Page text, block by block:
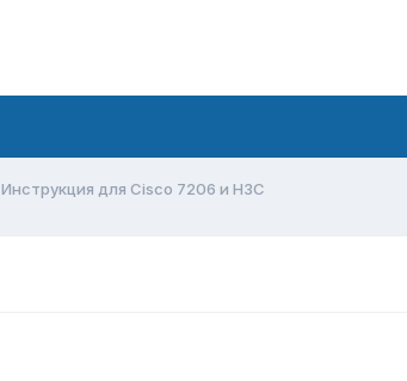
Инструкция для Cisco 7206 и H3C